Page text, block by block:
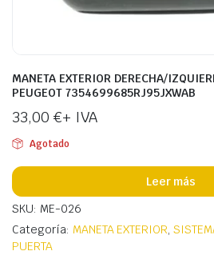
MANETA EXTERIOR DERECHA/
PEUGEOT 7354699685RJ95JXWAB
33,00 €+ IVA
Agotado
Leer más
SKU: ME-026
Categoría: MANETA EXTERIOR,
PUERTA